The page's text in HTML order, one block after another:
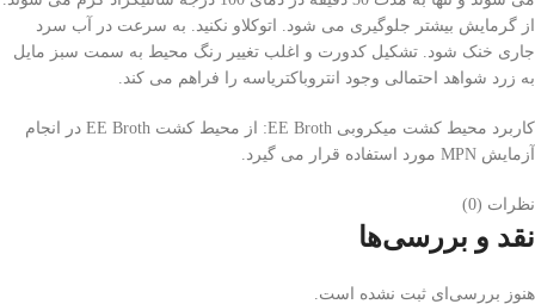
از گرمایش بیشتر جلوگیری می شود. اتوکلاو نکنید. به سرعت در آب سرد
جاری خنک شود. تشکیل کدورت و اغلب تغییر رنگ محیط به سمت سبز مایل
به زرد شواهد احتمالی وجود انتروباکتریاسه را فراهم می کند.
کاربرد محیط کشت میکروبی EE Broth: از محیط کشت EE Broth در انجام
آزمایش MPN مورد استفاده قرار می گیرد.
نظرات (0)
نقد و بررسی‌ها
هنوز بررسی‌ای ثبت نشده است.